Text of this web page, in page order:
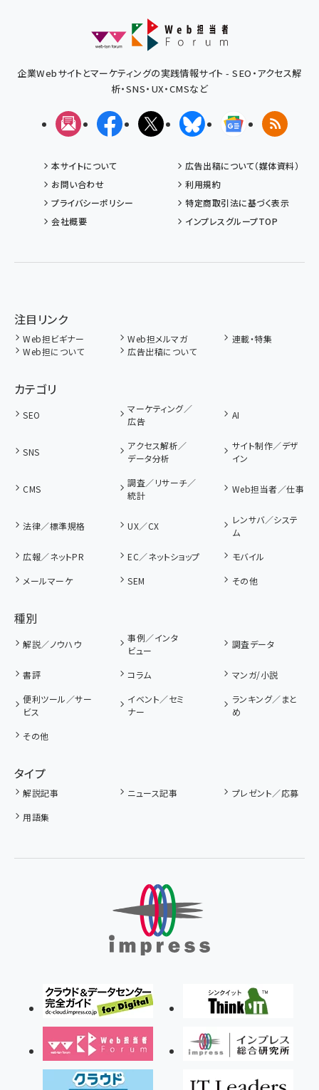
企業Webサイトとマーケティングの実践情報サイト - SEO・アクセス解
析・SNS・UX・CMSなど
メルマガFacebookX(エックス)BlueskyGoogleニュ
RSS
本サイトについて
広告出稿について（媒体資料）
お問い合わせ
利用規約
プライバシーポリシー
特定商取引法に基づく表示
会社概要
インプレスグループTOP
注目リンク
Web担ビギナー Web担メルマガ
連載・特集
Web担について
広告出稿について
カテゴリ
SEO
マーケティング／
広告
AI
SNS
アクセス解析／
データ分析
サイト制作／デザ
イン
CMS
調査／リサーチ／
統計
Web担当者／仕事
法律／標準規格 UX／CX
レンサバ／システ
ム
広報／ネットPR
EC／ネットショップ
モバイル
メールマーケ
SEM その他
種別
解説／ノウハウ
事例／インタ
ビュー
調査データ
書評 コラム
マンガ/小説
便利ツール／サー
ビス
イベント／セミ
ナー
ランキング／まと
め
その他
タイプ
解説記事 ニュース記事
プレゼント／応募
用語集